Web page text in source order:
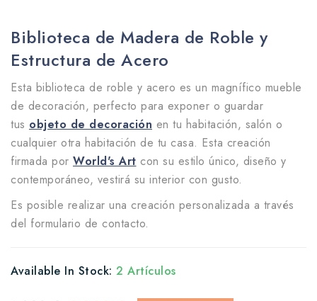
Biblioteca de Madera de Roble y
Estructura de Acero
Esta biblioteca de roble y acero es un magnífico mueble
de decoración, perfecto para exponer o guardar
tus objeto de decoración en tu habitación, salón o
cualquier otra habitación de tu casa. Esta creación
firmada por World's Art con su estilo único, diseño y
contemporáneo, vestirá su interior con gusto.
Es posible realizar una creación personalizada a través
del formulario de contacto.
Available In Stock: 2 Artículos